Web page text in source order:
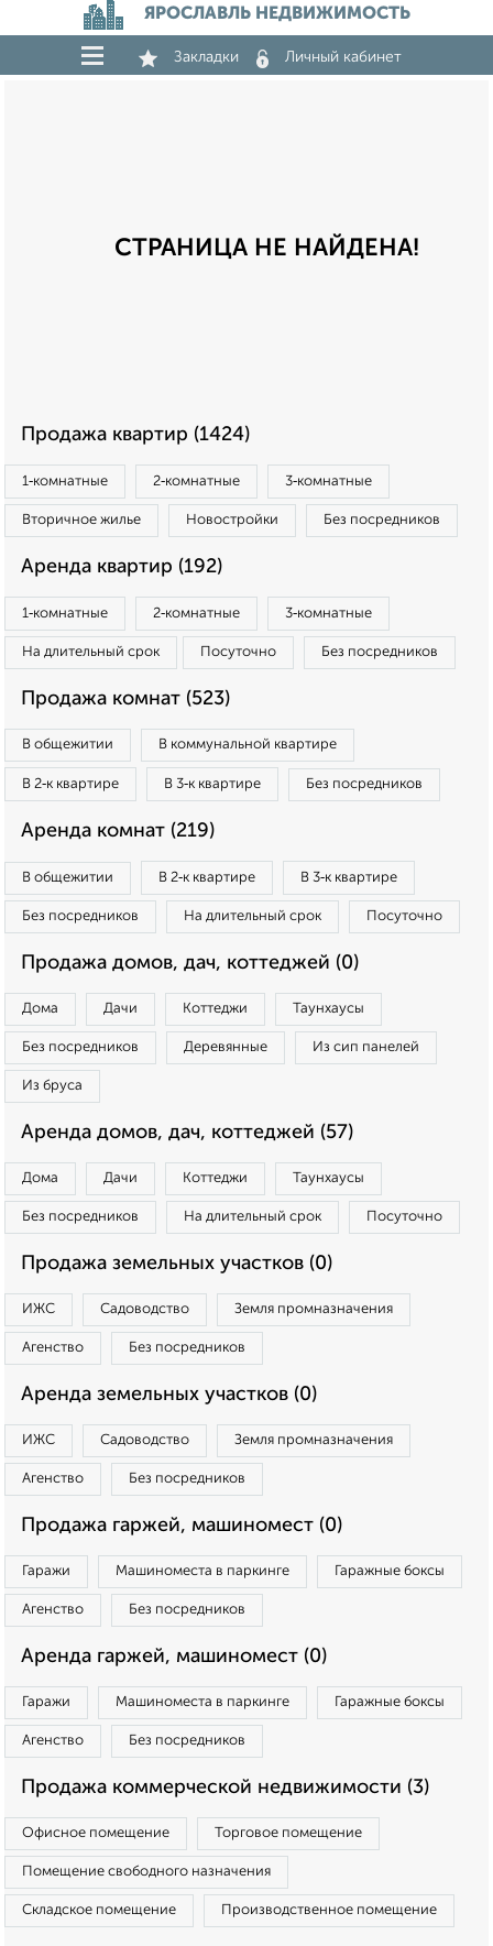
ЯРОСЛАВЛЬ НЕДВИЖИМОСТЬ
Закладки Личный кабинет
СТРАНИЦА НЕ НАЙДЕНА!
Продажа квартир (1424)
1‑комнатные 2‑комнатные 3‑комнатные
Вторичное жилье Новостройки Без посредников
Аренда квартир (192)
1‑комнатные 2‑комнатные 3‑комнатные
На длительный срок Посуточно Без посредников
Продажа комнат (523)
В общежитии В коммунальной квартире
В 2‑к квартире В 3‑к квартире Без посредников
Аренда комнат (219)
В общежитии В 2‑к квартире В 3‑к квартире
Без посредников На длительный срок Посуточно
Продажа домов, дач, коттеджей (0)
Дома Дачи Коттеджи Таунхаусы
Без посредников Деревянные Из сип панелей
Из бруса
Аренда домов, дач, коттеджей (57)
Дома Дачи Коттеджи Таунхаусы
Без посредников На длительный срок Посуточно
Продажа земельных участков (0)
ИЖС Садоводство Земля промназначения
Агенство Без посредников
Аренда земельных участков (0)
ИЖС Садоводство Земля промназначения
Агенство Без посредников
Продажа гаржей, машиномест (0)
Гаражи Машиноместа в паркинге Гаражные боксы
Агенство Без посредников
Аренда гаржей, машиномест (0)
Гаражи Машиноместа в паркинге Гаражные боксы
Агенство Без посредников
Продажа коммерческой недвижимости (3)
Офисное помещение Торговое помещение
Помещение свободного назначения
Складское помещение Производственное помещение